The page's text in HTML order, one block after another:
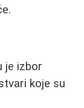
je izbor
koje su